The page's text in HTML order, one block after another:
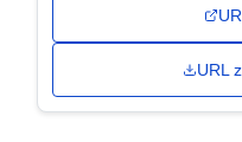
URL